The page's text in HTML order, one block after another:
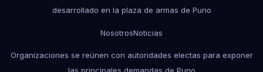
desarrollado en la plaza de armas de Puno
NosotrosNoticias
Organizaciones se reúnen con autoridades electas para exponer